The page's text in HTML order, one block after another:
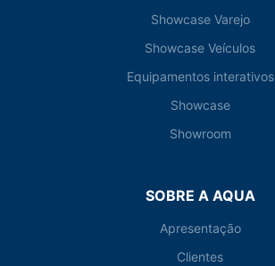
Showcase Varejo
Showcase Veículos
Equipamentos interativos
Showcase
Showroom
SOBRE A AQUA
Apresentação
Clientes